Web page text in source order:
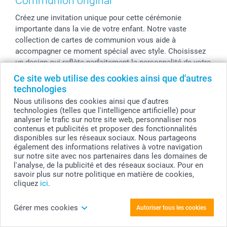
Ce site web utilise des cookies ainsi que d'autres
technologies
Nous utilisons des cookies ainsi que d'autres
technologies (telles que l'intelligence artificielle) pour
analyser le trafic sur notre site web, personnaliser nos
contenus et publicités et proposer des fonctionnalités
disponibles sur les réseaux sociaux. Nous partageons
également des informations relatives à votre navigation
sur notre site avec nos partenaires dans les domaines de
l'analyse, de la publicité et des réseaux sociaux. Pour en
savoir plus sur notre politique en matière de cookies,
cliquez ici.
Gérer mes cookies Autoriser tous les cookies
Dénicheur d'idées cadeau
Baptême
Toussaint
Rentrée des classes
Saint-Valentin
Vacances
Gestion des cookies
Tarifs
Partenariats & Influence
Investisseurs
Livraison
Modes de paiement
Grandes quantités
Statut de ma commande
Créez une invitation unique pour cette cérémonie
importante dans la vie de votre enfant. Notre vaste
collection de cartes de communion vous aide à
accompagner ce moment spécial avec style. Choisissez
un design qui reflète parfaitement la personnalité de votre
enfant et ajoutez les détails qui précisent l'heure et le
lieu. Chaque carte devient ainsi bien plus qu'une simple
invitation, un support qui donne à l'évènement toute son
importance symbolique, et qui gardera vivant le souvenir
de cette journée exceptionnelle pour les années à venir.
Un produit pour chaque envie !
Leader de l'impression numérique en ligne pour
particuliers, smartphoto.fr est LA référence en matière de
développement photo sur un large choix de supports et
produits. Issue d'un commerce de développement photo